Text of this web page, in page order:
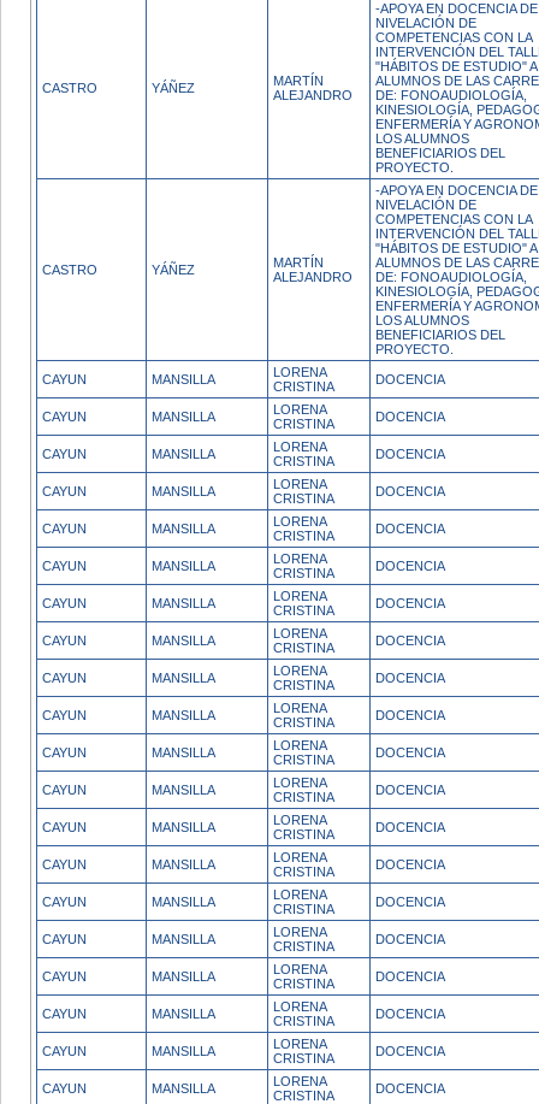
CASTRO YÁÑEZ
MARTÍN
ALEJANDRO
-APOYA EN DOCENCIA DE
NIVELACIÓN DE
COMPETENCIAS CON LA
INTERVENCIÓN DEL
"HÁBITOS DE ESTUDIO"
ALUMNOS DE LAS
DE: FONOAUDIOLOGÍA,
KINESIOLOGÍA,
ENFERMERÍA Y
LOS ALUMNOS
BENEFICIARIOS DEL
PROYECTO.
CASTRO YÁÑEZ
MARTÍN
ALEJANDRO
-APOYA EN DOCENCIA DE
NIVELACIÓN DE
COMPETENCIAS CON LA
INTERVENCIÓN DEL
"HÁBITOS DE ESTUDIO"
ALUMNOS DE LAS
DE: FONOAUDIOLOGÍA,
KINESIOLOGÍA,
ENFERMERÍA Y
LOS ALUMNOS
BENEFICIARIOS DEL
PROYECTO.
CAYUN MANSILLA
LORENA
CRISTINA
DOCENCIA
CAYUN MANSILLA
LORENA
CRISTINA
DOCENCIA
CAYUN MANSILLA
LORENA
CRISTINA
DOCENCIA
CAYUN MANSILLA
LORENA
CRISTINA
DOCENCIA
CAYUN MANSILLA
LORENA
CRISTINA
DOCENCIA
CAYUN MANSILLA
LORENA
CRISTINA
DOCENCIA
CAYUN MANSILLA
LORENA
CRISTINA
DOCENCIA
CAYUN MANSILLA
LORENA
CRISTINA
DOCENCIA
CAYUN MANSILLA
LORENA
CRISTINA
DOCENCIA
CAYUN MANSILLA
LORENA
CRISTINA
DOCENCIA
CAYUN MANSILLA
LORENA
CRISTINA
DOCENCIA
CAYUN MANSILLA
LORENA
CRISTINA
DOCENCIA
CAYUN MANSILLA
LORENA
CRISTINA
DOCENCIA
CAYUN MANSILLA
LORENA
CRISTINA
DOCENCIA
CAYUN MANSILLA
LORENA
CRISTINA
DOCENCIA
CAYUN MANSILLA
LORENA
CRISTINA
DOCENCIA
CAYUN MANSILLA
LORENA
CRISTINA
DOCENCIA
CAYUN MANSILLA
LORENA
CRISTINA
DOCENCIA
CAYUN MANSILLA
LORENA
CRISTINA
DOCENCIA
CAYUN MANSILLA
LORENA
CRISTINA
DOCENCIA